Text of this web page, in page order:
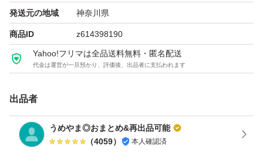
発送元の地域 神奈川県
商品ID z614398190
Yahoo!フリマは全品送料無料・匿名配送
代金は運営が一旦預かり、評価後、出品者に支払われます
出品者
うめやま◎おまとめ&再出品可能
（4059） 本人確認済